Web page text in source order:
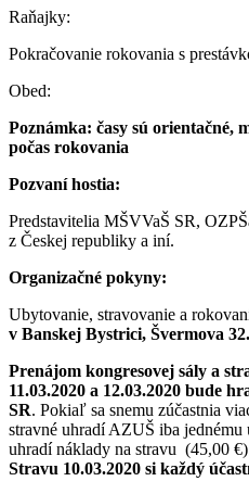
Raňajky:
Pokračovanie rokovania s
Obed:
Poznámka: časy sú orientačné,
počas rokovania
Pozvaní hostia:
Predstavitelia MŠVVaŠ SR,
z Českej republiky a iní.
Organizačné pokyny:
Ubytovanie, stravovanie a
v Banskej Bystrici, Švermova 32.
Prenájom kongresovej sály a
11.03.2020 a 12.03.2020 bude
SR. Pokiaľ sa snemu zúčastnia
stravné uhradí AZUŠ iba
uhradí náklady na stravu (45,00
Stravu 10.03.2020 si každý